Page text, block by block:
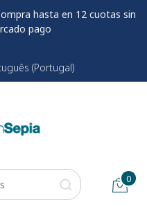
hasta en 12 cuotas sin
pago
(Portugal)
0